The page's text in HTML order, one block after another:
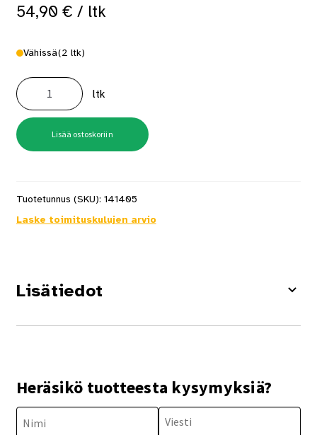
54,90 € / ltk
Vähissä(2 ltk)
Pikanaula
8x130
100
kpl/ltk
määrä
ltk
Lisää ostoskoriin
Tuotetunnus (SKU): 141405
Laske toimituskulujen arvio
Lisätiedot
Heräsikö tuotteesta kysymyksiä?